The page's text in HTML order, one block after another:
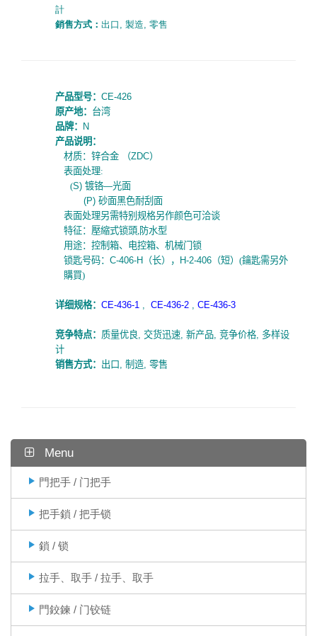
計
銷售方式： 出口 , 製造, 零售
产品型号： CE-426
原产地： 台湾
品牌：
N
产品说明：
材质：锌合金
（ZDC）
表面处理:
(S) 镀铬—光面
(P) 砂面黑色耐刮面
表面处理另需特别规格另作颜色可洽谈
特征：壓縮式锁頭,防水型
用途：控制箱、电控箱、机械门锁
锁匙号码： C-406-H （长）， H-2-406 （短） (鑰匙需另外
購買)
详细规格： CE-436-1 , CE-436-2 , CE-436-3
竞争特点： 质量优良, 交货迅速, 新产品, 竞争价格, 多样设
计
销售方式： 出口 , 制造, 零售
Menu
門把手 / 门把手
把手鎖 / 把手锁
鎖 / 锁
拉手、取手 / 拉手、取手
門鉸鍊 / 门铰链